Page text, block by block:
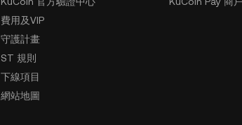
費用及VIP
守護計畫
ST 規則
下線項目
網站地圖